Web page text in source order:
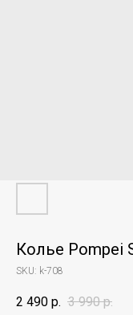
Колье Pompei
SKU: k-708
2 490 р. 3 990 р.